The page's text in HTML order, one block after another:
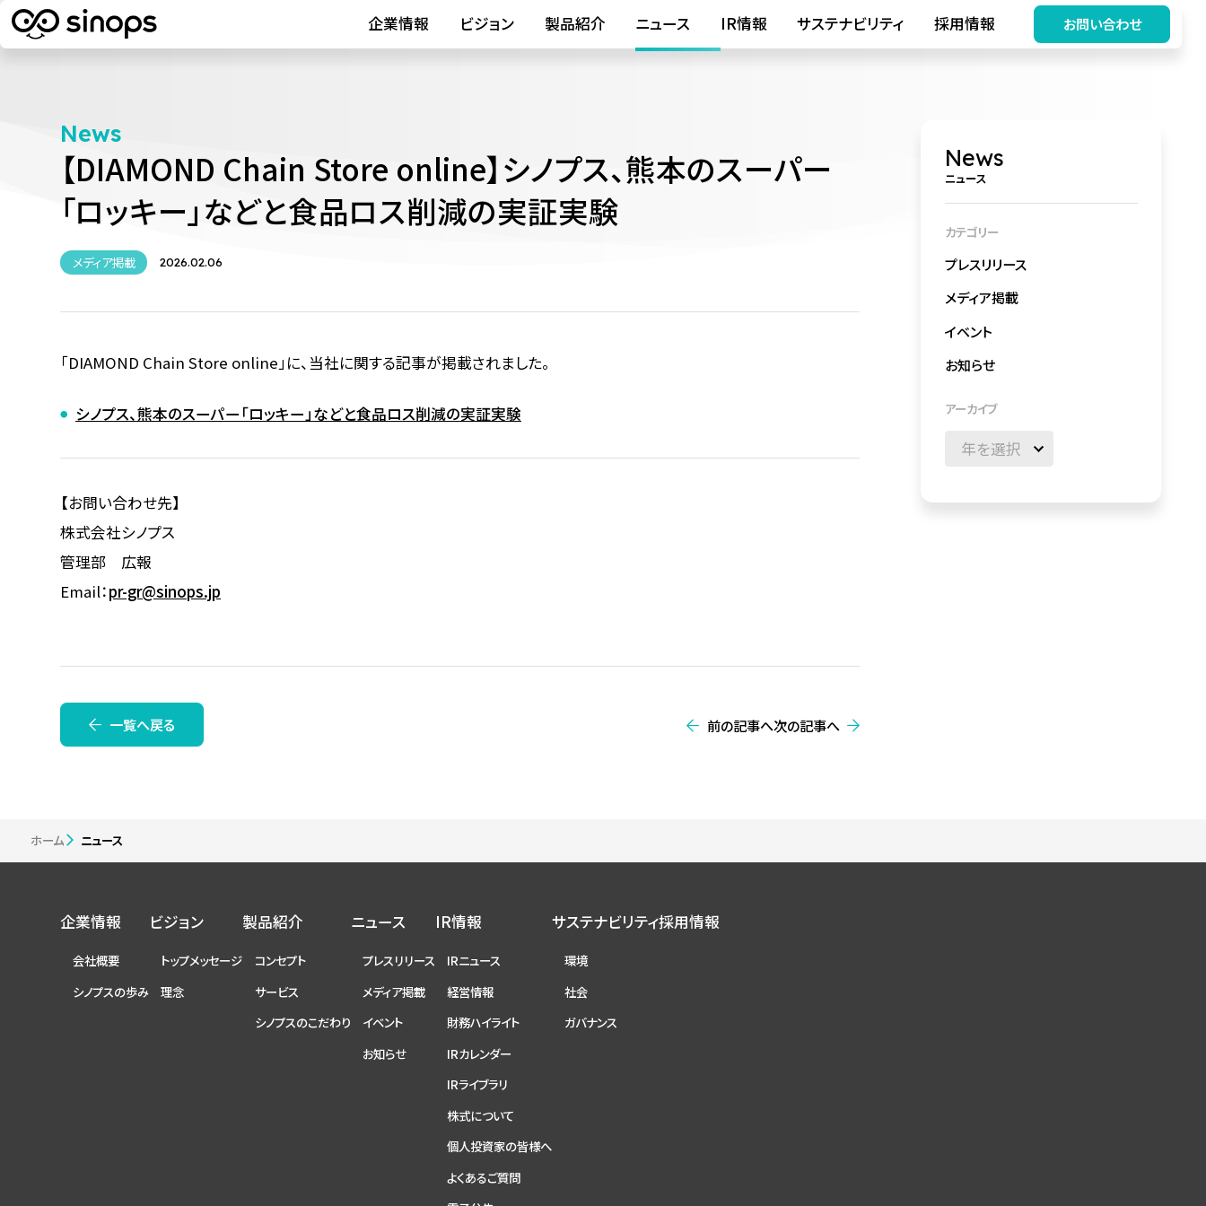
企業情報 ビジョン 製品紹介 ニュース IR情報 サステナビリティ 採用情報 お問い合わせ
News
【DIAMOND Chain Store online】シノプス、熊本のスーパー
「ロッキー」などと食品ロス削減の実証実験
メディア掲載 2026.02.06
「DIAMOND Chain Store online」に、当社に関する記事が掲載されました。
シノプス、熊本のスーパー「ロッキー」などと食品ロス削減の実証実験
【お問い合わせ先】
株式会社シノプス
管理部 広報
Email：pr-gr@sinops.jp
前の記事へ次の記事へ
一覧へ戻る
News
ニュース
カテゴリー
プレスリリース
メディア掲載
イベント
お知らせ
アーカイブ
ホーム ニュース
企業情報
会社概要
シノプスの歩み
ビジョン
トップメッセージ
理念
製品紹介
コンセプト
サービス
シノプスのこだわり
ニュース
プレスリリース
メディア掲載
イベント
お知らせ
IR情報
IRニュース
経営情報
財務ハイライト
IRカレンダー
IRライブラリ
株式について
個人投資家の皆様へ
よくあるご質問
サステナビリティ
環境
社会
ガバナンス
採用情報